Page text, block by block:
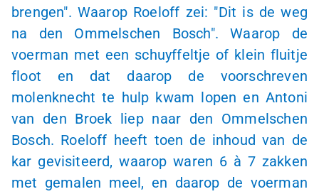
brengen". Waarop Roeloff zei: "Dit is de weg
na den Ommelschen Bosch". Waarop de
voerman met een schuyffeltje of klein fluitje
floot en dat daarop de voorschreven
molenknecht te hulp kwam lopen en Antoni
van den Broek liep naar den Ommelschen
Bosch. Roeloff heeft toen de inhoud van de
kar gevisiteerd, waarop waren 6 à 7 zakken
met gemalen meel, en daarop de voerman